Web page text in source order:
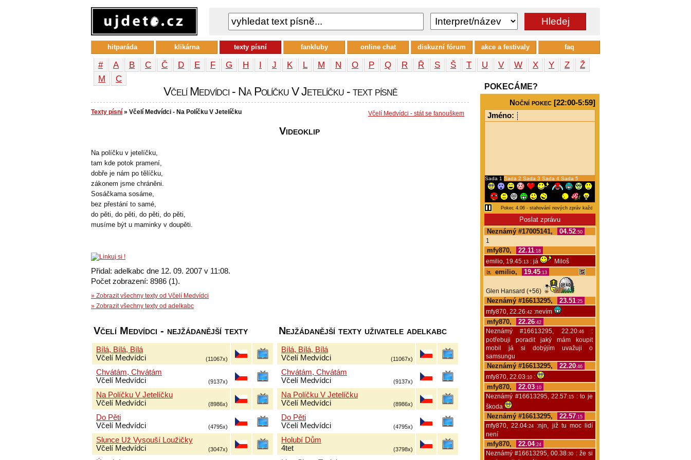
# A B C Č D E F G H I J K L M N O P Q R Ř S Š T U V W X Y Z
Ž
М
С
Včelí Medvídci - Na Políčku V Jetelíčku - text písně
Texty písní » Včelí Medvídci - Na Políčku V Jetelíčku Včelí Medvídci - stát se fanouškem
Na políčku v jetelíčku,
tam kde potok pramení,
dobře je nám po tělíčku,
zákonem jsme chráněni.
Sosáčkama sosáme,
bez přestání to samé,
do pěti, do pěti, do pěti, do pěti,
musíme být u maminky v doupěti.
Přidal: adelkabc dne 12. 09. 2007 v 11:08.
Počet zobrazení: 8986 (1).
» Zobrazit všechny texty od Včelí Medvídci
» Zobrazit všechny texty od adelkabc
Videoklip
Včelí Medvídci - nejžádanější texty
Bílá, Bílá, Bílá
Včelí Medvídci
(11067x)
Chvátám, Chvátám
Včelí Medvídci
(9137x)
Na Políčku V Jetelíčku
Včelí Medvídci
(8986x)
Do Pěti
Včelí Medvídci
(4795x)
Slunce Už Vysouší Loužičky
Včelí Medvídci
(3047x)
Nejžádanější texty uživatele adelkabc
Bílá, Bílá, Bílá
Včelí Medvídci
(11067x)
Chvátám, Chvátám
Včelí Medvídci
(9137x)
Na Políčku V Jetelíčku
Včelí Medvídci
(8986x)
Do Pěti
Včelí Medvídci
(4795x)
Holubí Dům
4tet
(3798x)
POKECÁME?
Noční pokec [22:00-5:59]
Jméno:
Sada 1 Sada 2 Sada 3 Sada 4 Sada 5
Neznámý #17005141, 04.52:50
1
mfy870, 22.11:18
emilio, 19.45:13 : já Miloš
emilio, 19.45:13
Glen Hansard (+56)
Neznámý #16613295, 23.51:25
mfy870, 22.26:42 :nevím
mfy870, 22.26:42
Neznámý #16613295, 22.20:46:
potřebuji poradit jaký mám koupit
mobil já si dobýjím uvažuji o
samsungu
Neznámý #16613295, 22.20:46
mfy870, 22.03:10 :
mfy870, 22.03:10
Neznámý #16613295, 22.57:15 : to je
škoda
Neznámý #16613295, 22.57:15
mfy870, 22.04:24
:njn, již tu moc lidí
není
mfy870, 22.04:24
Neznámý #16613295, 00.38:30 : že si
hitparáda klikárna texty písní fankluby online chat diskuzní fórum akce a festivaly faq